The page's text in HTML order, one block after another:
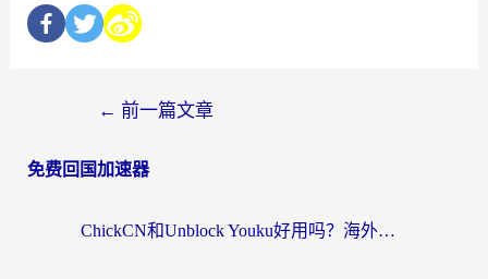
← 前一篇文章
免费回国加速器
ChickCN和Unblock Youku好用吗？海外党亲测3款回国加速器，附iOS免费选择指南